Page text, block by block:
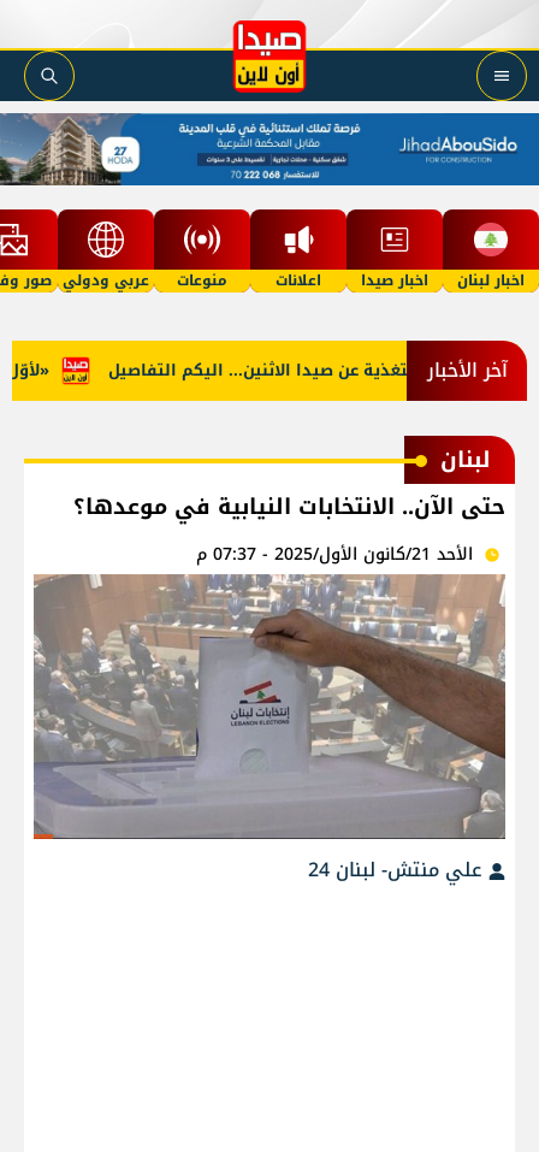
اخبار لبنان اخبار صيدا اعلانات منوعات عربي ودولي صور
آخر الأخبار «لأوّل توقف التغذية عن صيدا الاثنين... اليكم التفاصيل
لبنان
حتى الآن.. الانتخابات النيابية في موعدها؟
الأحد 21/كانون الأول/2025 - 07:37 م
علي منتش- لبنان 24